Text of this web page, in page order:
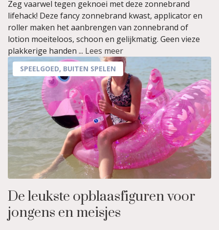
Zeg vaarwel tegen geknoei met deze zonnebrand
lifehack! Deze fancy zonnebrand kwast, applicator en
roller maken het aanbrengen van zonnebrand of
lotion moeiteloos, schoon en gelijkmatig. Geen vieze
plakkerige handen ... Lees meer
SPEELGOED, BUITEN SPELEN
De leukste opblaasfiguren voor
jongens en meisjes